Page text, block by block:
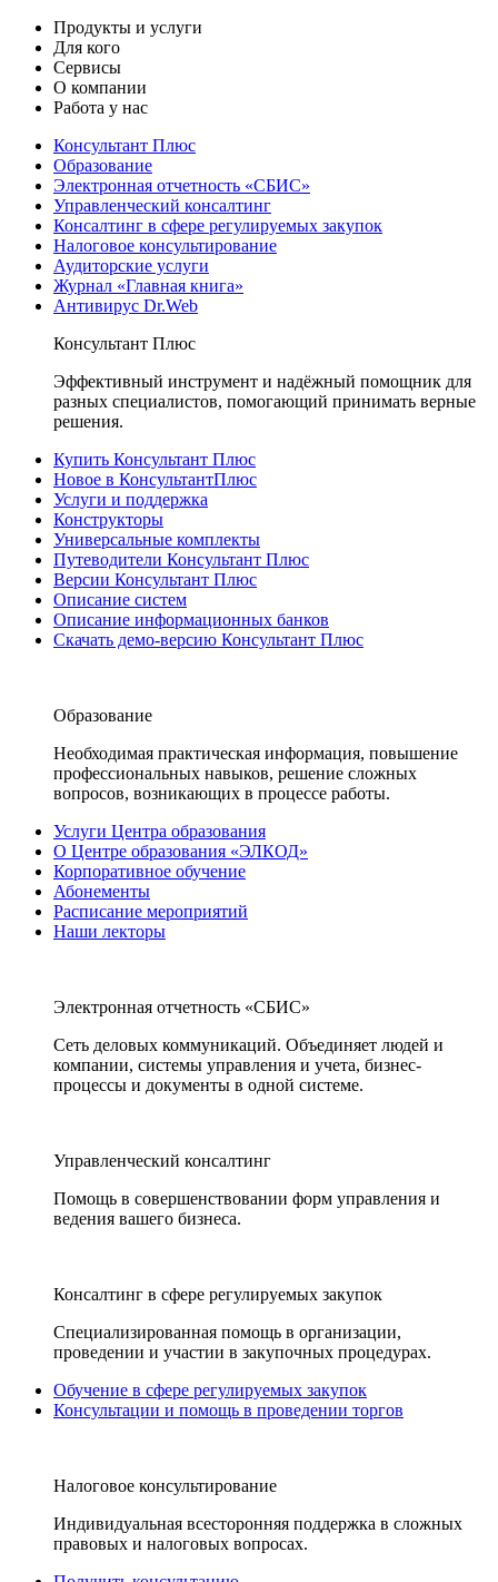
Продукты и услуги
Для кого
Сервисы
О компании
Работа у нас
Консультант Плюс
Образование
Электронная отчетность «СБИС»
Управленческий консалтинг
Консалтинг в сфере регулируемых закупок
Налоговое консультирование
Аудиторские услуги
Журнал «Главная книга»
Антивирус Dr.Web
Консультант Плюс
Эффективный инструмент и надёжный помощник для
разных специалистов, помогающий принимать верные
решения.
Купить Консультант Плюс
Новое в КонсультантПлюс
Услуги и поддержка
Конструкторы
Универсальные комплекты
Путеводители Консультант Плюс
Версии Консультант Плюс
Описание систем
Описание информационных банков
Скачать демо-версию Консультант Плюс
Образование
Необходимая практическая информация, повышение
профессиональных навыков, решение сложных
вопросов, возникающих в процессе работы.
Услуги Центра образования
О Центре образования «ЭЛКОД»
Корпоративное обучение
Абонементы
Расписание мероприятий
Наши лекторы
Электронная отчетность «СБИС»
Сеть деловых коммуникаций. Объединяет людей и
компании, системы управления и учета, бизнес-
процессы и документы в одной системе.
Управленческий консалтинг
Помощь в совершенствовании форм управления и
ведения вашего бизнеса.
Консалтинг в сфере регулируемых закупок
Специализированная помощь в организации,
проведении и участии в закупочных процедурах.
Обучение в сфере регулируемых закупок
Консультации и помощь в проведении торгов
Налоговое консультирование
Индивидуальная всесторонняя поддержка в сложных
правовых и налоговых вопросах.